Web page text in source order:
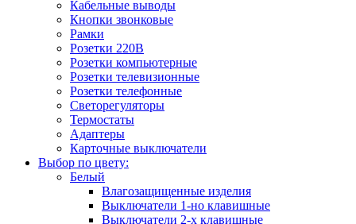
Кабельные выводы
Кнопки звонковые
Рамки
Розетки 220В
Розетки компьютерные
Розетки телевизионные
Розетки телефонные
Светорегуляторы
Термостаты
Адаптеры
Карточные выключатели
Выбор по цвету:
Белый
Влагозащищенные изделия
Выключатели 1-но клавишные
Выключатели 2-х клавишные